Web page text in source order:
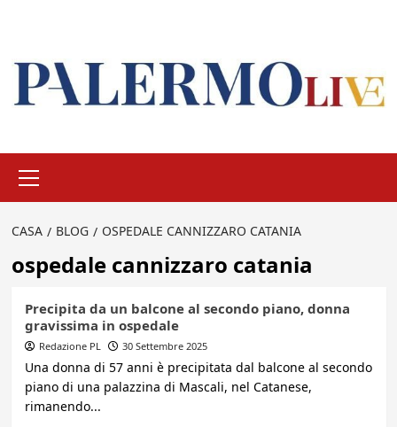
principale
CASA BLOG OSPEDALE CANNIZZARO CATANIA
ospedale cannizzaro catania
Precipita da un balcone al secondo piano, donna
gravissima in ospedale
Redazione PL 30 Settembre 2025
Una donna di 57 anni è precipitata dal balcone al secondo
piano di una palazzina di Mascali, nel Catanese,
rimanendo...